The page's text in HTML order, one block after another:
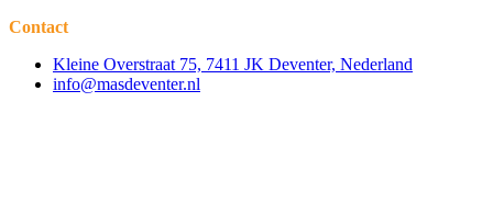
Contact
Kleine Overstraat 75, 7411 JK Deventer, Nederland
info@masdeventer.nl